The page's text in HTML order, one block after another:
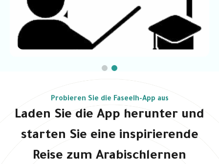
Probieren Sie die Faseelh-App aus
Laden Sie die App herunter und
starten Sie eine inspirierende
Reise zum Arabischlernen